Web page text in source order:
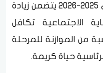
أن مشروع موازنة العام المالي 2025-2026 يتضمن زيادة
الاجتماعية تكافل
من الموازنة للمرحلة
حياة كريمة.